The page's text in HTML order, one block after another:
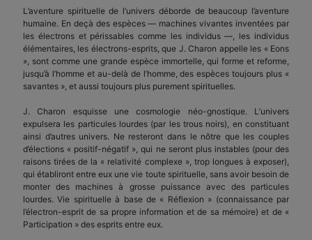
L’aventure spirituelle de l’univers déborde de beaucoup l’aventure
humaine. En deçà des espèces — machines vivantes inventées par
les électrons et périssables comme les individus —, les individus
élémentaires, les électrons-esprits, que J. Charon appelle les « Eons
», sont comme une grande espèce immortelle, qui forme et reforme,
jusqu’à l’homme et au-delà de l’homme, des espèces toujours plus «
savantes », et aussi toujours plus purement spirituelles.
J. Charon esquisse une cosmologie néo-gnostique. L’univers
expulsera les particules lourdes (par les trous noirs), en constituant
ainsi d’autres univers. Ne resteront dans le nôtre que les couples
d’élections « positif-négatif », qui ne seront plus instables (pour des
raisons tirées de la « relativité complexe », trop longues à exposer),
qui établiront entre eux une vie toute spirituelle, sans avoir besoin de
monter des machines à grosse puissance avec des particules
lourdes. Vie spirituelle à base de « Réflexion » (connaissance par
l’électron-esprit de sa propre information et de sa mémoire) et de «
Participation » des esprits entre eux.